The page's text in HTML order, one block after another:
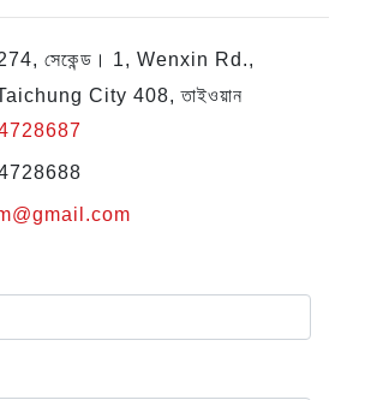
সেকেন্ড। 1, Wenxin Rd.,
City 408, তাইওয়ান